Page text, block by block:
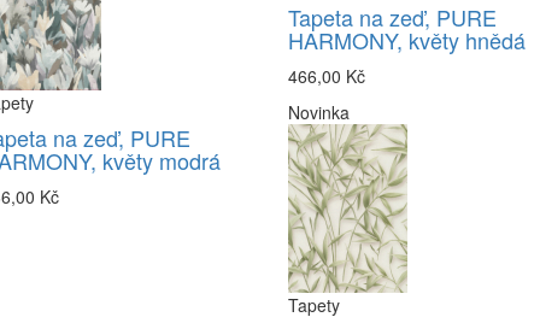
na zeď, PURE
květy modrá
Kč
Tapeta na zeď, PURE
HARMONY, květy hnědá
466,00 Kč
Novinka
Tapety